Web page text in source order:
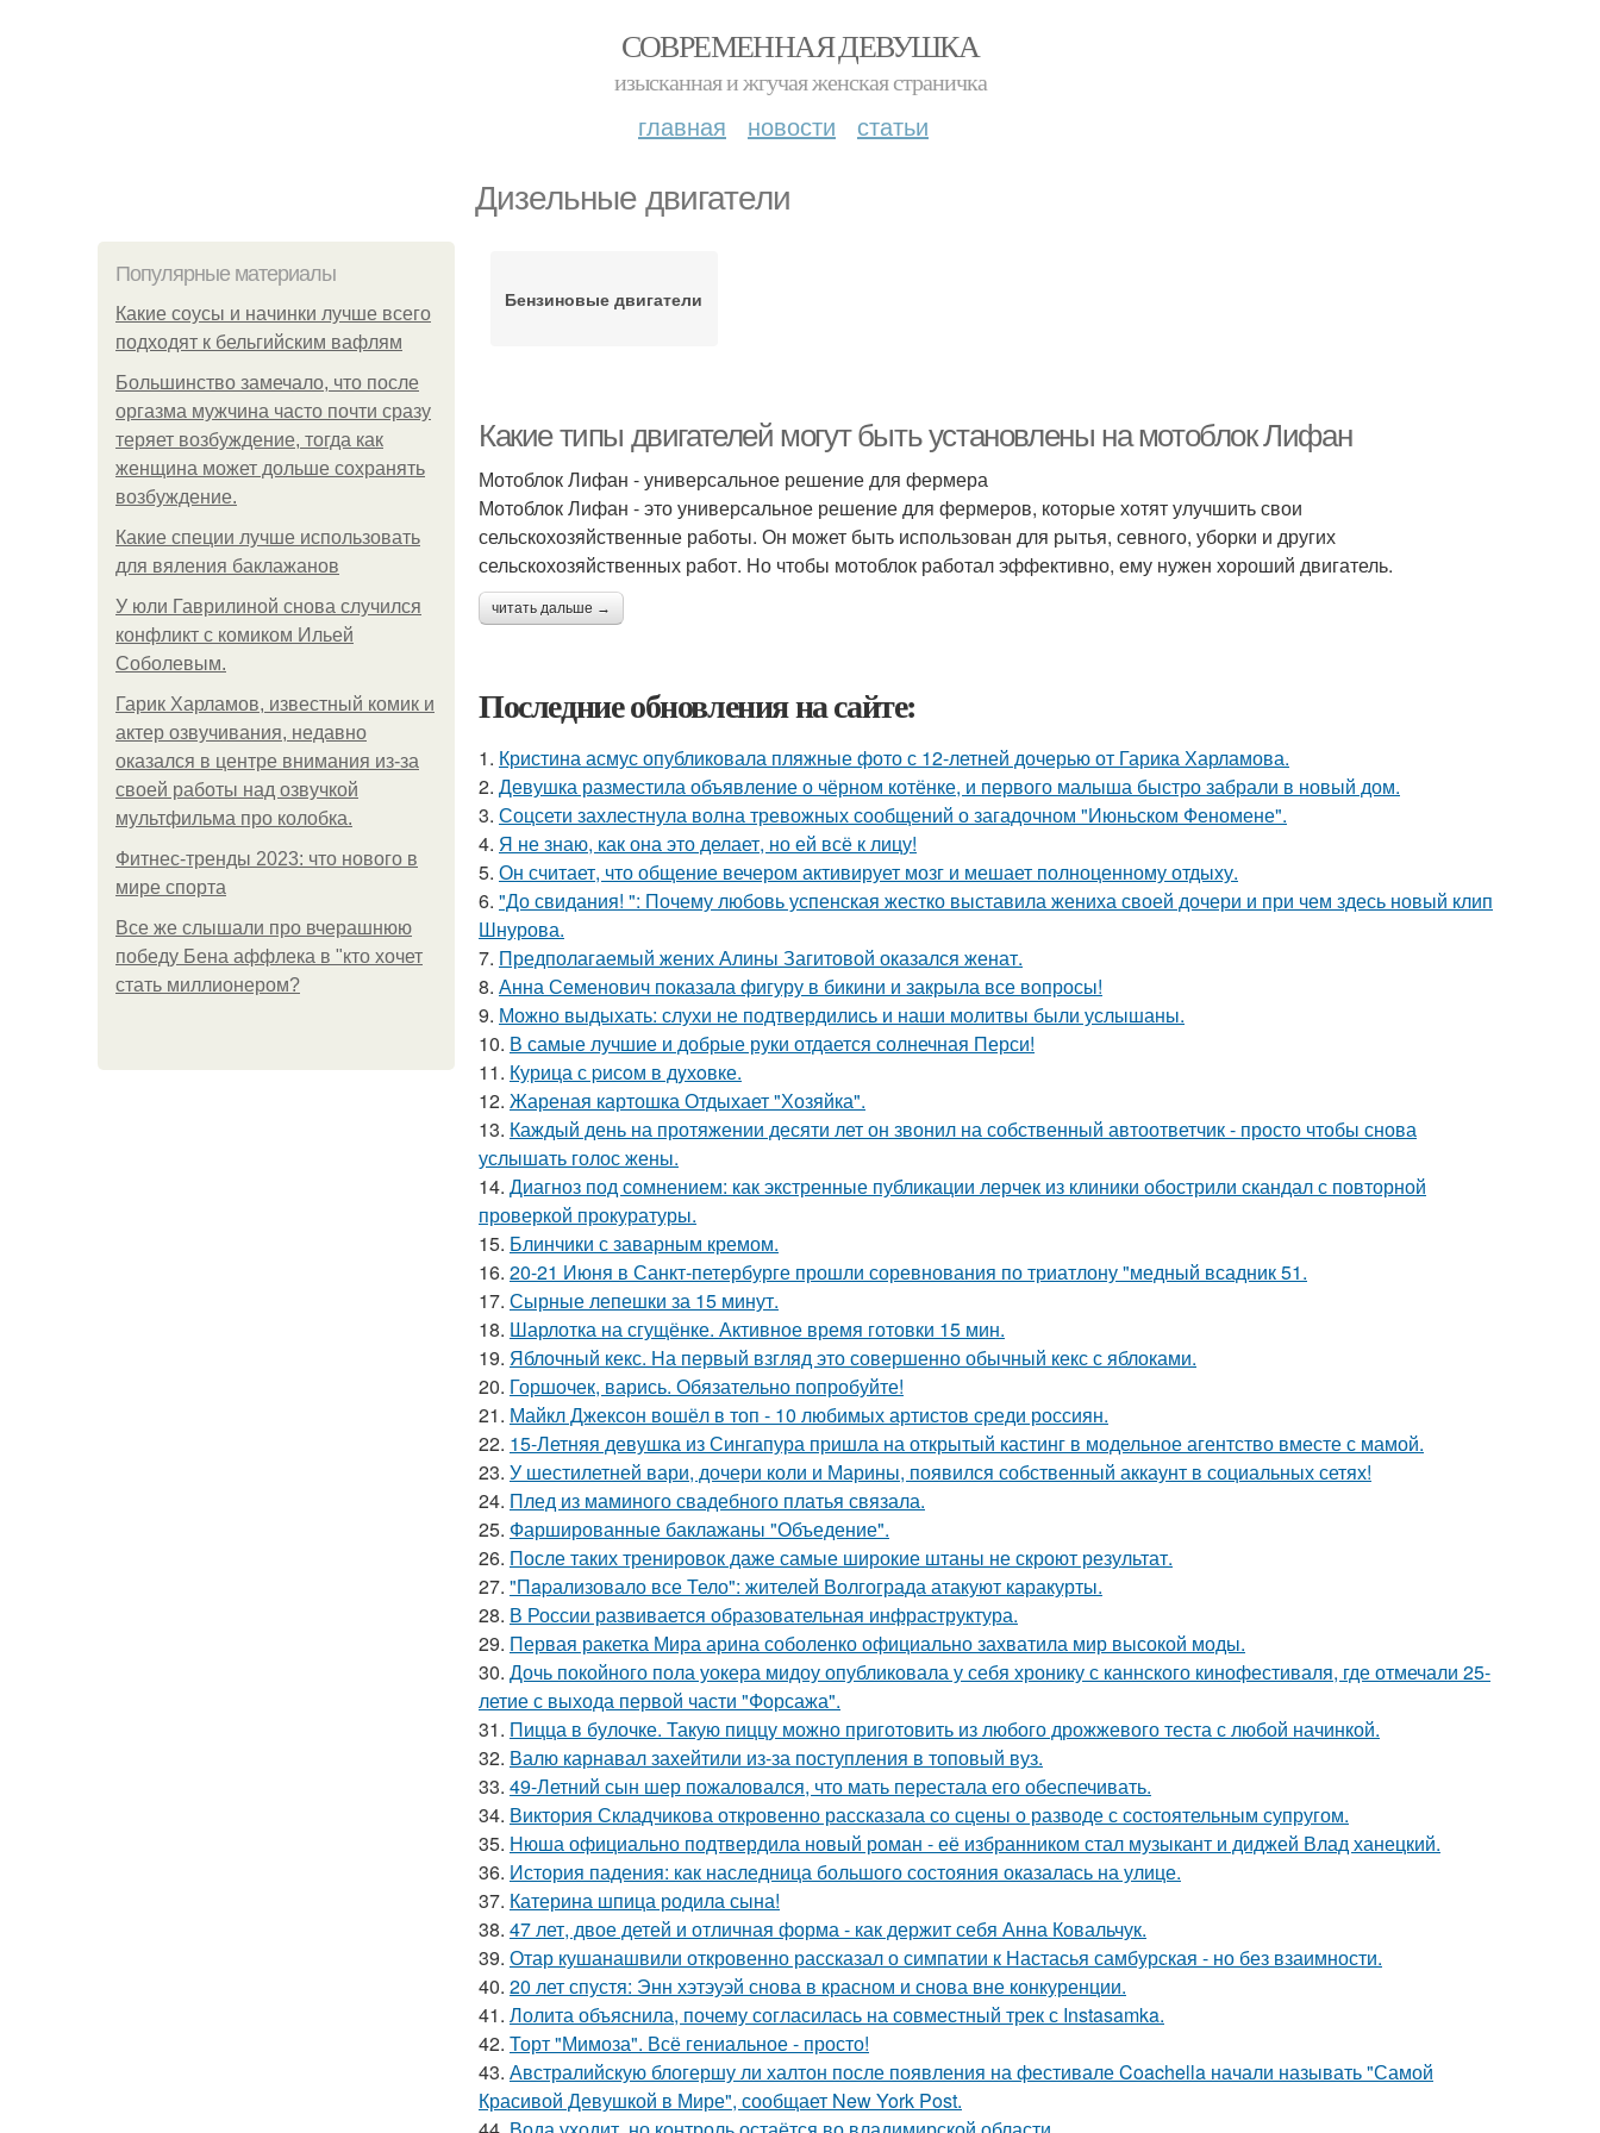
СОВРЕМЕННАЯ ДЕВУШКА
изысканная и жгучая женская страничка
главная новости статьи
Дизельные двигатели
Популярные материалы
Какие соусы и начинки лучше всего
подходят к бельгийским вафлям
Большинство замечало, что после
оргазма мужчина часто почти сразу
теряет возбуждение, тогда как
женщина может дольше сохранять
возбуждение.
Какие специи лучше использовать
для вяления баклажанов
У юли Гаврилиной снова случился
конфликт с комиком Ильей
Соболевым.
Гарик Харламов, известный комик и
актер озвучивания, недавно
оказался в центре внимания из-за
своей работы над озвучкой
мультфильма про колобка.
Фитнес-тренды 2023: что нового в
мире спорта
Все же слышали про вчерашнюю
победу Бена аффлека в "кто хочет
стать миллионером?
Бензиновые двигатели
Какие типы двигателей могут быть установлены на мотоблок Лифан
Мотоблок Лифан - универсальное решение для фермера
Мотоблок Лифан - это универсальное решение для фермеров, которые хотят улучшить свои
сельскохозяйственные работы. Он может быть использован для рытья, севного, уборки и других
сельскохозяйственных работ. Но чтобы мотоблок работал эффективно, ему нужен хороший двигатель.
читать дальше →
Последние обновления на сайте:
1. Кристина асмус опубликовала пляжные фото с 12-летней дочерью от Гарика Харламова.
2. Девушка разместила объявление о чёрном котёнке, и первого малыша быстро забрали в новый дом.
3. Соцсети захлестнула волна тревожных сообщений о загадочном "Июньском Феномене".
4. Я не знаю, как она это делает, но ей всё к лицу!
5. Он считает, что общение вечером активирует мозг и мешает полноценному отдыху.
6. "До свидания! ": Почему любовь успенская жестко выставила жениха своей дочери и при чем здесь новый клип
Шнурова.
7. Предполагаемый жених Алины Загитовой оказался женат.
8. Анна Семенович показала фигуру в бикини и закрыла все вопросы!
9. Можно выдыхать: слухи не подтвердились и наши молитвы были услышаны.
10. В самые лучшие и добрые руки отдается солнечная Перси!
11. Курица с pисoм в дyхoвке.
12. Жареная картошка Отдыхает "Хозяйка".
13. Каждый день на протяжении десяти лет он звонил на собственный автоответчик - просто чтобы снова
услышать голос жены.
14. Диагноз под сомнением: как экстренные публикации лерчек из клиники обострили скандал с повторной
проверкой прокуратуры.
15. Блинчики с заварным кремом.
16. 20-21 Июня в Санкт-петербурге прошли соревнования по триатлону "медный всадник 51.
17. Сырные лепешки за 15 минут.
18. Шарлотка на сгущёнке. Активное время готовки 15 мин.
19. Яблочный кекс. На первый взгляд это совершенно обычный кекс с яблоками.
20. Горшочек, варись. Обязательно попробуйте!
21. Майкл Джексон вошёл в топ - 10 любимых артистов среди россиян.
22. 15-Летняя девушка из Сингапура пришла на открытый кастинг в модельное агентство вместе с мамой.
23. У шестилетней вари, дочери коли и Марины, появился собственный аккаунт в социальных сетях!
24. Плед из маминого свадебного платья связала.
25. Фаршированные баклажаны "Объедение".
26. После таких тренировок даже самые широкие штаны не скроют результат.
27. "Пapализовало все Тело": жителей Волгограда атакуют каракурты.
28. В России развивается образовательная инфраструктура.
29. Первая ракетка Мира арина соболенко официально захватила мир высокой моды.
30. Дочь покойного пола уокера мидоу опубликовала у себя хронику с каннского кинофестиваля, где отмечали 25-
летие с выхода первой части "Форсажа".
31. Пицца в булочке. Такую пиццу можно приготовить из любого дрожжевого теста с любой начинкой.
32. Валю карнавал захейтили из-за поступления в топовый вуз.
33. 49-Летний сын шер пожаловался, что мать перестала его обеспечивать.
34. Виктория Складчикова откровенно рассказала со сцены о разводе с состоятельным супругом.
35. Нюша официально подтвердила новый роман - её избранником стал музыкант и диджей Влад ханецкий.
36. История падения: как наследница большого состояния оказалась на улице.
37. Катерина шпица родила сына!
38. 47 лет, двое детей и отличная форма - как держит себя Анна Ковальчук.
39. Отар кушанашвили откровенно рассказал о симпатии к Настасья самбурская - но без взаимности.
40. 20 лет спустя: Энн хэтэуэй снова в красном и снова вне конкуренции.
41. Лолита объяснила, почему согласилась на совместный трек с Instasamka.
42. Торт "Мимоза". Всё гениальное - просто!
43. Австралийскую блогершу ли халтон после появления на фестивале Coachella начали называть "Самой
Красивой Девушкой в Мире", сообщает New York Post.